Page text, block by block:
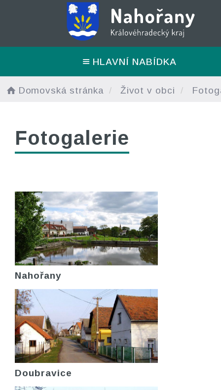
HLAVNÍ NABÍDKA
Domovská stránka Život v obci
Fotogalerie
Nahořany
Doubravice